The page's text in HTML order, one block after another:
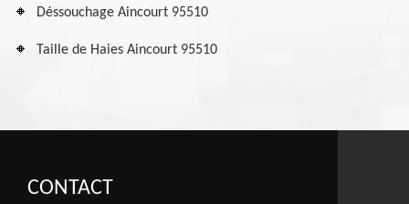
Déssouchage Aincourt 95510
Taille de Haies Aincourt 95510
CONTACT